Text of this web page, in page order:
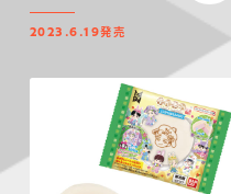
2023.6.19発売